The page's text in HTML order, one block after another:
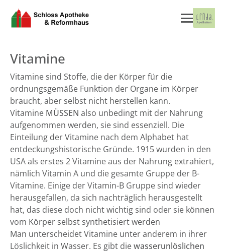
Vitamine
Vitamine sind Stoffe, die der Körper für die
ordnungsgemäße Funktion der Organe im Körper
braucht, aber selbst nicht herstellen kann.
Vitamine MÜSSEN also unbedingt mit der Nahrung
aufgenommen werden, sie sind essenziell. Die
Einteilung der Vitamine nach dem Alphabet hat
entdeckungshistorische Gründe. 1915 wurden in den
USA als erstes 2 Vitamine aus der Nahrung extrahiert,
nämlich Vitamin A und die gesamte Gruppe der B-
Vitamine. Einige der Vitamin-B Gruppe sind wieder
herausgefallen, da sich nachträglich herausgestellt
hat, das diese doch nicht wichtig sind oder sie können
vom Körper selbst synthetisiert werden
Man unterscheidet Vitamine unter anderem in ihrer
Löslichkeit in Wasser. Es gibt diewasserunlöslichen